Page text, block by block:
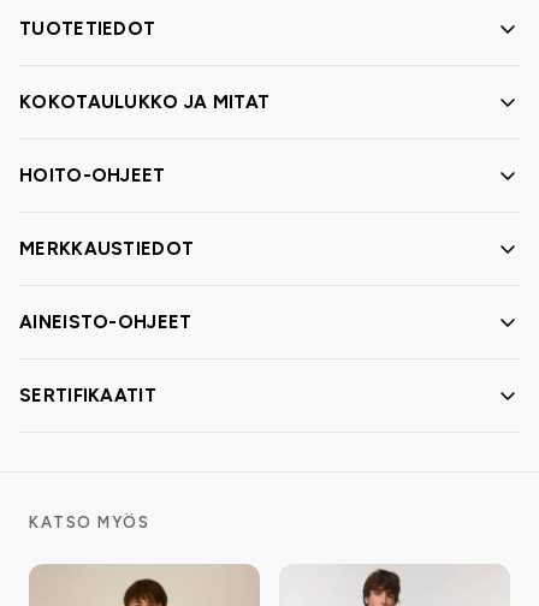
TUOTETIEDOT
KOKOTAULUKKO JA MITAT
HOITO-OHJEET
MERKKAUSTIEDOT
AINEISTO-OHJEET
SERTIFIKAATIT
KATSO MYÖS